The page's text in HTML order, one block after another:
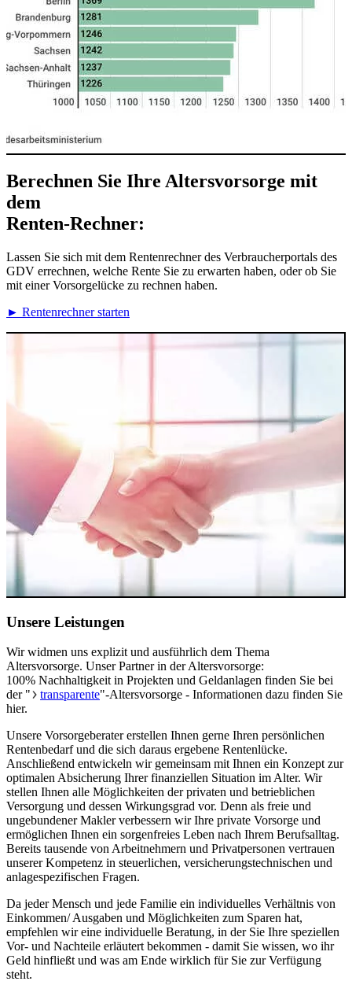
Berechnen Sie Ihre Altersvorsorge mit
dem
Renten-Rechner:
Lassen Sie sich mit dem Rentenrechner des Verbraucherportals des
GDV errechnen, welche Rente Sie zu erwarten haben, oder ob Sie
mit einer Vorsorgelücke zu rechnen haben.
► Rentenrechner starten
Unsere Leistungen
Wir widmen uns explizit und ausführlich dem Thema
Altersvorsorge. Unser Partner in der Altersvorsorge:
100% Nachhaltigkeit in Projekten und Geldanlagen finden Sie bei
der "
transparente"-Altersvorsorge - Informationen dazu finden Sie
hier.
Unsere Vorsorgeberater erstellen Ihnen gerne Ihren persönlichen
Rentenbedarf und die sich daraus ergebene Rentenlücke.
Anschließend entwickeln wir gemeinsam mit Ihnen ein Konzept zur
optimalen Absicherung Ihrer finanziellen Situation im Alter. Wir
stellen Ihnen alle Möglichkeiten der privaten und betrieblichen
Versorgung und dessen Wirkungsgrad vor. Denn als freie und
ungebundener Makler verbessern wir Ihre private Vorsorge und
ermöglichen Ihnen ein sorgenfreies Leben nach Ihrem Berufsalltag.
Bereits tausende von Arbeitnehmern und Privatpersonen vertrauen
unserer Kompetenz in steuerlichen, versicherungstechnischen und
anlagespezifischen Fragen.
Da jeder Mensch und jede Familie ein individuelles Verhältnis von
Einkommen/ Ausgaben und Möglichkeiten zum Sparen hat,
empfehlen wir eine individuelle Beratung, in der Sie Ihre speziellen
Vor- und Nachteile erläutert bekommen - damit Sie wissen, wo ihr
Geld hinfließt und was am Ende wirklich für Sie zur Verfügung
steht.